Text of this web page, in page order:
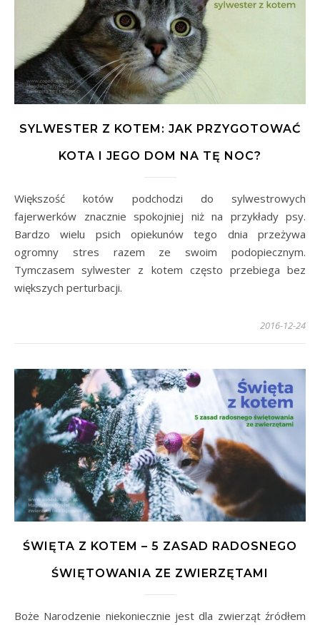
SYLWESTER Z KOTEM: JAK PRZYGOTOWAĆ
KOTA I JEGO DOM NA TĘ NOC?
Większość kotów podchodzi do sylwestrowych
fajerwerków znacznie spokojniej niż na przykłady psy.
Bardzo wielu psich opiekunów tego dnia przeżywa
ogromny stres razem ze swoim podopiecznym.
Tymczasem sylwester z kotem często przebiega bez
większych perturbacji.
2016-12-24
ŚWIĘTA Z KOTEM – 5 ZASAD RADOSNEGO
ŚWIĘTOWANIA ZE ZWIERZĘTAMI
Boże Narodzenie niekoniecznie jest dla zwierząt źródłem